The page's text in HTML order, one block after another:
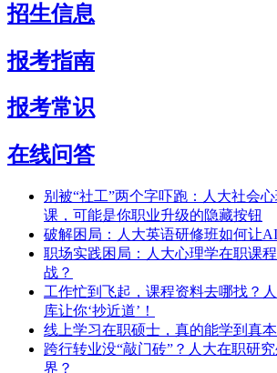
招生信息
报考指南
报考常识
在线问答
别被“社工”两个字吓跑：人大社会
课，可能是你职业升级的隐藏按钮
破解困局：人大英语研修班如何让
职场实践困局：人大心理学在职课
战？
工作忙到飞起，课程资料去哪找？
库让你‘抄近道’！
线上学习在职硕士，真的能学到真
跨行转业没“敲门砖”？人大在职研
界？